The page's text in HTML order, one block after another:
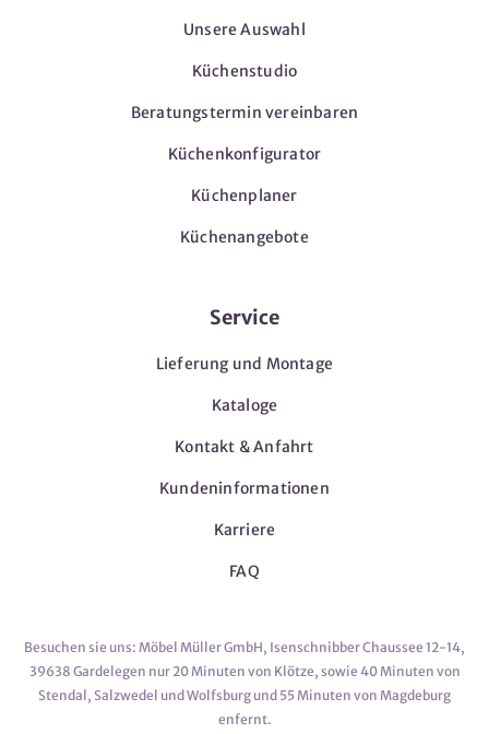
Unsere Auswahl
Küchenstudio
Beratungstermin vereinbaren
Küchenkonfigurator
Küchenplaner
Küchenangebote
Service
Lieferung und Montage
Kataloge
Kontakt & Anfahrt
Kundeninformationen
Karriere
FAQ
Besuchen sie uns: Möbel Müller GmbH, Isenschnibber Chaussee 12-14,
39638 Gardelegen nur 20 Minuten von Klötze, sowie 40 Minuten von
Stendal, Salzwedel und Wolfsburg und 55 Minuten von Magdeburg
enfernt.